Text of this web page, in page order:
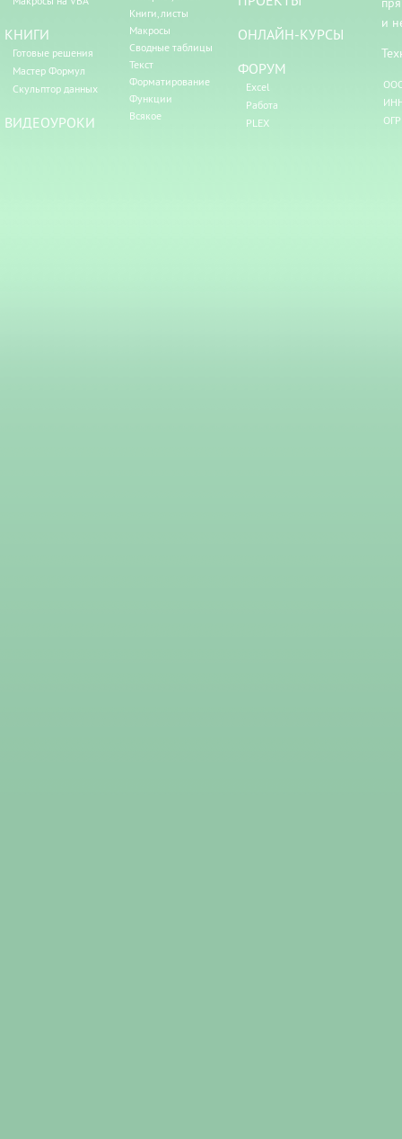
КНИГИ
Готовые решения
Мастер Формул
Скульптор данных
ВИДЕОУРОКИ
Книги, листы
Макросы
Сводные таблицы
Текст
Форматирование
Функции
Всякое
ОНЛАЙН-КУРСЫ
ФОРУМ
Excel
Работа
PLEX
и